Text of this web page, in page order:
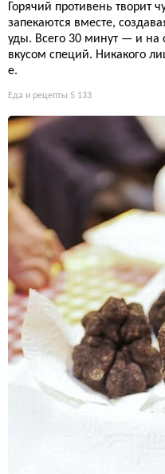
Горячий противень творит
запекаются вместе,
уды. Всего 30 минут — и на
вкусом специй. Никакого
е.
Еда и рецепты 5 133